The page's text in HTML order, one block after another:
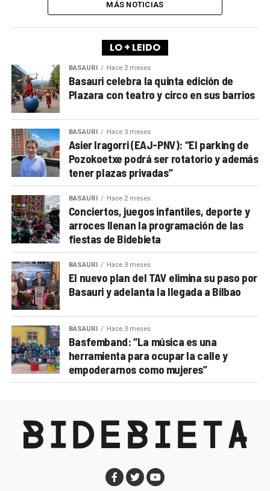
MÁS NOTICIAS
LO + LEIDO
BASAURI Hace 2 meses
Basauri celebra la quinta edición de
Plazara con teatro y circo en sus barrios
BASAURI Hace 3 meses
Asier Iragorri (EAJ-PNV): “El parking de
Pozokoetxe podrá ser rotatorio y además
tener plazas privadas”
BASAURI Hace 2 meses
Conciertos, juegos infantiles, deporte y
arroces llenan la programación de las
fiestas de Bidebieta
BASAURI Hace 3 meses
El nuevo plan del TAV elimina su paso por
Basauri y adelanta la llegada a Bilbao
BASAURI Hace 3 meses
Basfemband: “La música es una
herramienta para ocupar la calle y
empoderarnos como mujeres”